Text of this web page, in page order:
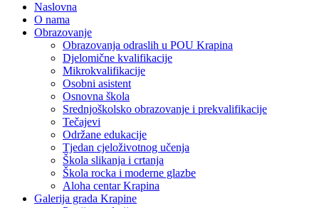
Naslovna
O nama
Obrazovanje
Obrazovanja odraslih u POU Krapina
Djelomične kvalifikacije
Mikrokvalifikacije
Osobni asistent
Osnovna škola
Srednjoškolsko obrazovanje i prekvalifikacije
Tečajevi
Održane edukacije
Tjedan cjeloživotnog učenja
Škola slikanja i crtanja
Škola rocka i moderne glazbe
Aloha centar Krapina
Galerija grada Krapine